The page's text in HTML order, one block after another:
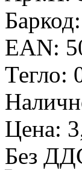
Баркод:
EAN:
Тегло:
Цена:
Без